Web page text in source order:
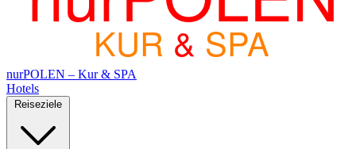
KUR & SPA
nurPOLEN – Kur & SPA
Hotels